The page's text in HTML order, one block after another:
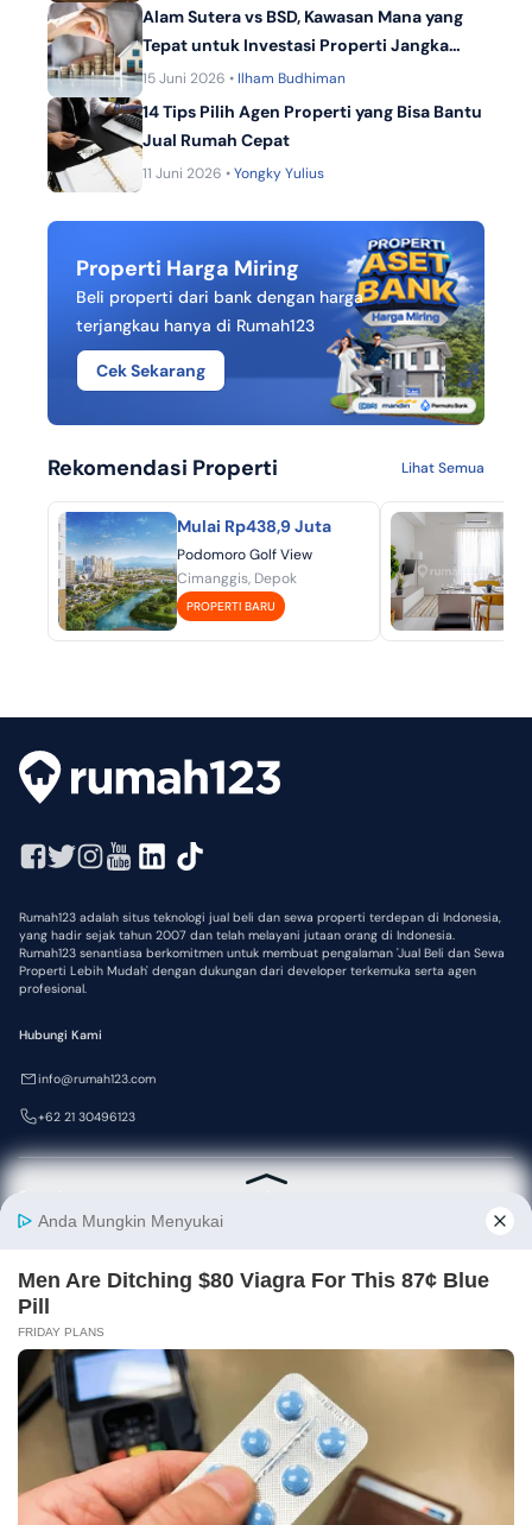
Berhasil tersimpan!
Begini Cara Kerja Agen Proper
Alam Sutera vs BSD, Kawasan Mana yang
Tepat untuk Investasi Properti Jangka
Panjang?
15 Juni 2026 • Ilham Budhiman
14 Tips Pilih Agen Properti yang Bisa Bantu
Jual Rumah Cepat
11 Juni 2026 •Yongky Yulius
Properti Harga Miring
Beli properti dari bank dengan harga
terjangkau hanya di Rumah123
Cek Sekarang
Rekomendasi Properti Lihat Semua
Mulai Rp438,9 Juta
Podomoro Golf View
Cimanggis, Depok
PROPERTI BARU
Rumah123 adalah situs teknologi jual beli dan sewa properti terdepan di Indonesia,
yang hadir sejak tahun 2007 dan telah melayani jutaan orang di Indonesia.
Rumah123 senantiasa berkomitmen untuk membuat pengalaman 'Jual Beli dan Sewa
Properti Lebih Mudah' dengan dukungan dari developer terkemuka serta agen
profesional.
Produk & Layanan
Partner
Karir
Pressroom
KPR
Dukungan
Kebijakan Privasi
Syarat Penggunaan
99 Group Portal
99.co Indonesia
99.co Singapura
Hubungi Kami
info@rumah123.com
+62 21 30496123